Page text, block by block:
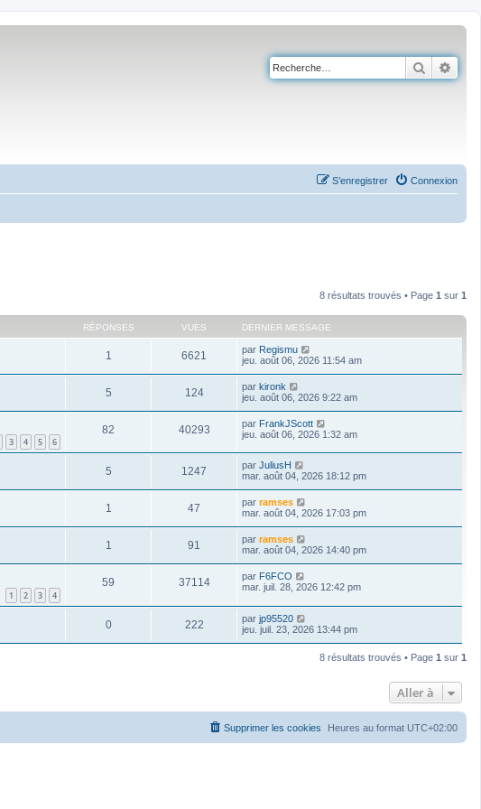
Connexion
S’enregistrer
8 résultats trouvés • Page 1 sur 1
RÉPONSES VUES DERNIER MESSAGE
1 6621 par Regismu
jeu. août 06, 2026 11:54 am
5 124 par kironk
jeu. août 06, 2026 9:22 am
3 4 5 6
82 40293 par FrankJScott
jeu. août 06, 2026 1:32 am
5 1247 par JuliusH
mar. août 04, 2026 18:12 pm
1 47 par ramses
mar. août 04, 2026 17:03 pm
1 91 par ramses
mar. août 04, 2026 14:40 pm
1 2 3 4
59 37114 par F6FCO
mar. juil. 28, 2026 12:42 pm
0 222 par jp95520
jeu. juil. 23, 2026 13:44 pm
8 résultats trouvés • Page 1 sur 1
Aller à
Heures au format UTC+02:00
Supprimer les cookies